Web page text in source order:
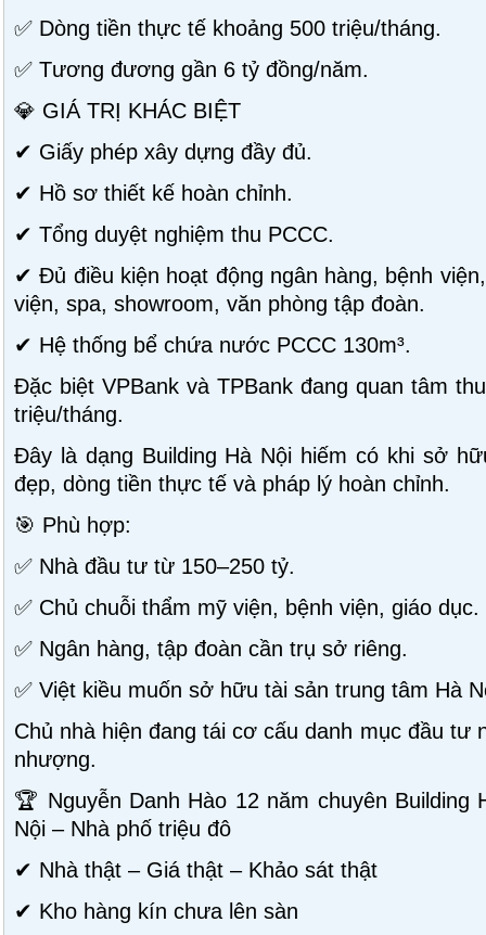
✅ Dòng tiền thực tế khoảng 500 triệu/tháng.
✅ Tương đương gần 6 tỷ đồng/năm.
💎 GIÁ TRỊ KHÁC BIỆT
✔ Giấy phép xây dựng đầy đủ.
✔ Hồ sơ thiết kế hoàn chỉnh.
✔ Tổng duyệt nghiệm thu PCCC.
✔ Đủ điều kiện hoạt động ngân hàng, bệnh
viện, spa, showroom, văn phòng tập đoàn.
✔ Hệ thống bể chứa nước PCCC 130m³.
Đặc biệt VPBank và TPBank đang quan tâm
triệu/tháng.
Đây là dạng Building Hà Nội hiếm có khi sở
đẹp, dòng tiền thực tế và pháp lý hoàn chỉnh.
🎯 Phù hợp:
✅ Nhà đầu tư từ 150–250 tỷ.
✅ Chủ chuỗi thẩm mỹ viện, bệnh viện, giáo dục.
✅ Ngân hàng, tập đoàn cần trụ sở riêng.
✅ Việt kiều muốn sở hữu tài sản trung tâm Hà
Chủ nhà hiện đang tái cơ cấu danh mục đầu tư
nhượng.
🏆 Nguyễn Danh Hào 12 năm chuyên Building
Nội – Nhà phố triệu đô
✔ Nhà thật – Giá thật – Khảo sát thật
✔ Kho hàng kín chưa lên sàn